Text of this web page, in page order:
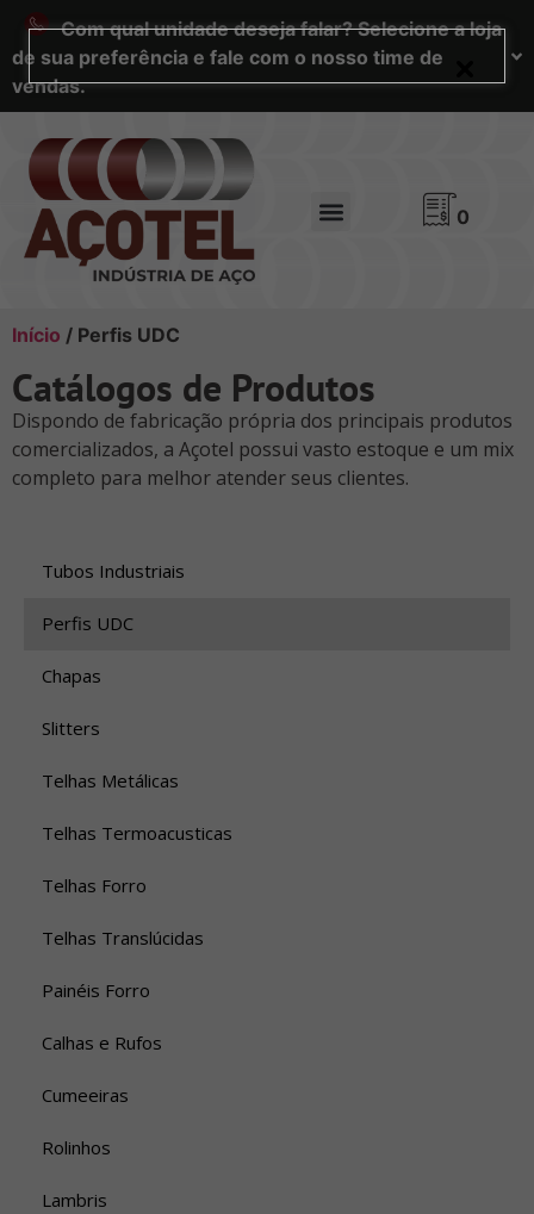
Com qual unidade deseja falar? Selecione a loja
de sua preferência e fale com o nosso time de
vendas.
0
Início / Perfis UDC
Catálogos de Produtos
Dispondo de fabricação própria dos principais produtos
comercializados, a Açotel possui vasto estoque e um mix
completo para melhor atender seus clientes.
Tubos Industriais
Perfis UDC
Chapas
Slitters
Telhas Metálicas
Telhas Termoacusticas
Telhas Forro
Telhas Translúcidas
Painéis Forro
Calhas e Rufos
Cumeeiras
Rolinhos
Lambris